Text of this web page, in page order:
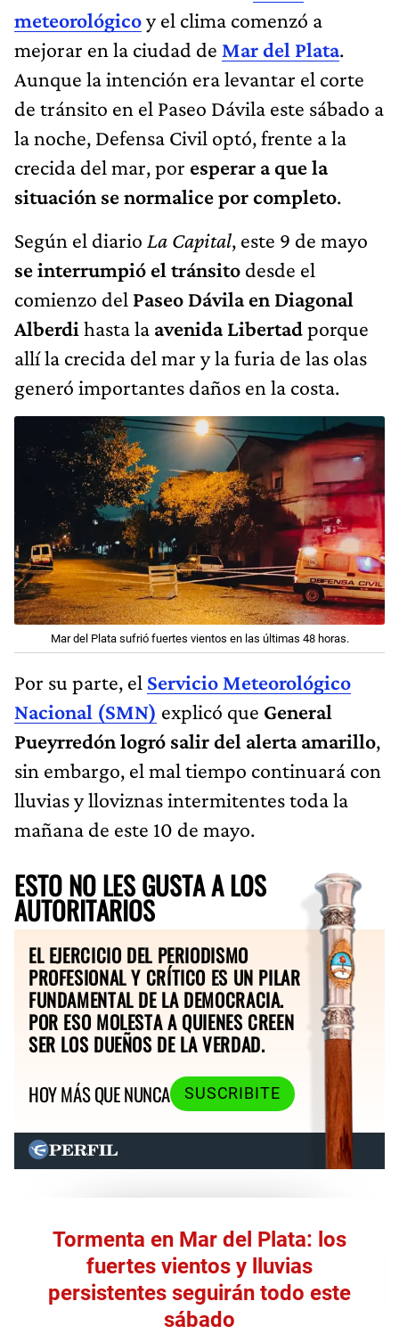
meteorológicoy el clima comenzó a
mejorar en la ciudad de Mar del Plata.
Aunque la intención era levantar el corte
de tránsito en el Paseo Dávila este sábado a
la noche, Defensa Civil optó, frente a la
crecida del mar, por esperar a que la
situación se normalice por completo.
Según el diario La Capital, este 9 de mayo
se interrumpió el tránsito desde el
comienzo del Paseo Dávila en Diagonal
Alberdi hasta la avenida Libertadporque
allí la crecida del mar y la furia de las olas
generó importantes daños en la costa.
Mar del Plata sufrió fuertes vientos en las últimas 48 horas.
Por su parte, el Servicio Meteorológico
Nacional (SMN) explicó que General
Pueyrredón logró salir del alerta amarillo,
sin embargo, el mal tiempo continuará con
lluvias y lloviznas intermitentes toda la
mañana de este 10 de mayo.
ESTO NO LES GUSTA A LOS
AUTORITARIOS
EL EJERCICIO DEL PERIODISMO
PROFESIONAL Y CRÍTICO ES UN PILAR
FUNDAMENTAL DE LA DEMOCRACIA.
POR ESO MOLESTA A QUIENES CREEN
SER LOS DUEÑOS DE LA VERDAD.
HOY MÁS QUE NUNCA
SUSCRIBITE
Tormenta en Mar del Plata: los
fuertes vientos y lluvias
persistentes seguirán todo este
sábado